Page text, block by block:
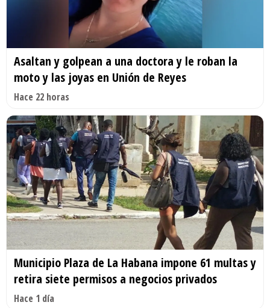
Asaltan y golpean a una doctora y le roban la
moto y las joyas en Unión de Reyes
Hace 22 horas
Municipio Plaza de La Habana impone 61 multas y
retira siete permisos a negocios privados
Hace 1 día